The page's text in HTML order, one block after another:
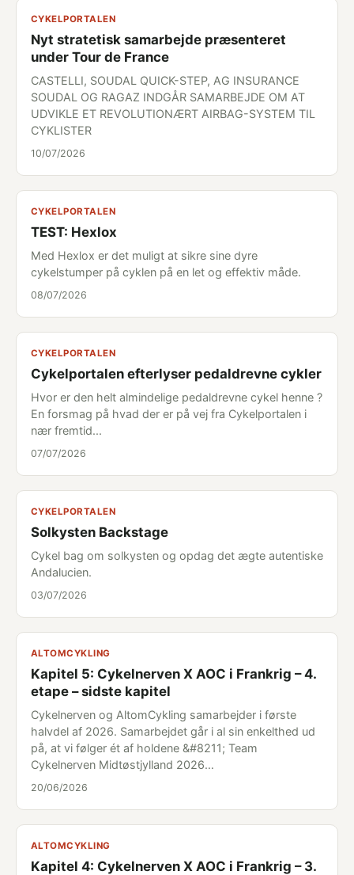
CYKELPORTALEN
Nyt stratetisk samarbejde præsenteret
under Tour de France
CASTELLI, SOUDAL QUICK-STEP, AG INSURANCE
SOUDAL OG RAGAZ INDGÅR SAMARBEJDE OM AT
UDVIKLE ET REVOLUTIONÆRT AIRBAG-SYSTEM TIL
CYKLISTER
10/07/2026
CYKELPORTALEN
TEST: Hexlox
Med Hexlox er det muligt at sikre sine dyre
cykelstumper på cyklen på en let og effektiv måde.
08/07/2026
CYKELPORTALEN
Cykelportalen efterlyser pedaldrevne cykler
Hvor er den helt almindelige pedaldrevne cykel henne ?
En forsmag på hvad der er på vej fra Cykelportalen i
nær fremtid...
07/07/2026
CYKELPORTALEN
Solkysten Backstage
Cykel bag om solkysten og opdag det ægte autentiske
Andalucien.
03/07/2026
ALTOMCYKLING
Kapitel 5: Cykelnerven X AOC i Frankrig – 4.
etape – sidste kapitel
Cykelnerven og AltomCykling samarbejder i første
halvdel af 2026. Samarbejdet går i al sin enkelthed ud
på, at vi følger ét af holdene &#8211; Team
Cykelnerven Midtøstjylland 2026…
20/06/2026
ALTOMCYKLING
Kapitel 4: Cykelnerven X AOC i Frankrig – 3.